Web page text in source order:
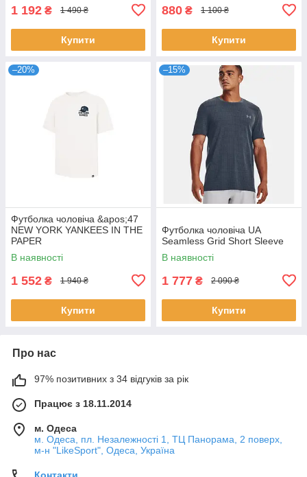
1 192 ₴ 1 490 ₴
Купити
880 ₴ 1 100 ₴
Купити
–20%
Футболка чоловіча &apos;47
NEW YORK YANKEES IN THE
PAPER
В наявності
1 552 ₴ 1 940 ₴
Купити
–15%
Футболка чоловіча UA
Seamless Grid Short Sleeve
В наявності
1 777 ₴ 2 090 ₴
Купити
Про нас
97% позитивних з 34 відгуків за рік
Працює з 18.11.2014
м. Одеса
м. Одеса, пл. Незалежності 1, ТЦ Панорама, 2 поверх,
м-н "LikeSport", Одеса, Україна
Контакти